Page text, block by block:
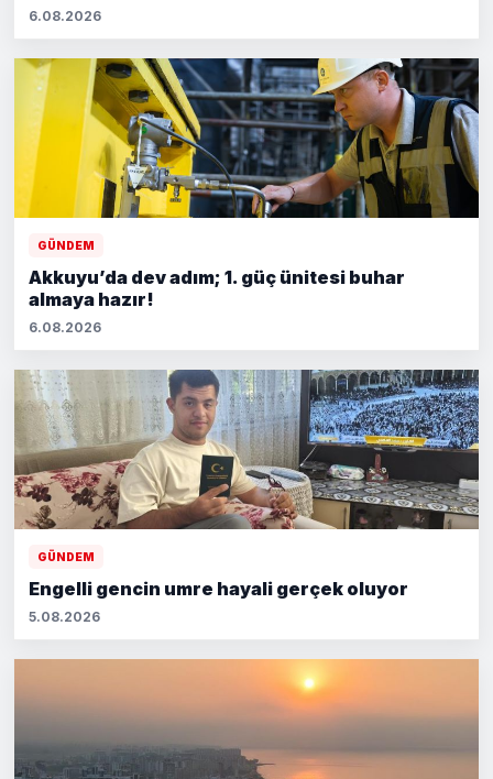
6.08.2026
GÜNDEM
Akkuyu’da dev adım; 1. güç ünitesi buhar
almaya hazır!
6.08.2026
GÜNDEM
Engelli gencin umre hayali gerçek oluyor
5.08.2026